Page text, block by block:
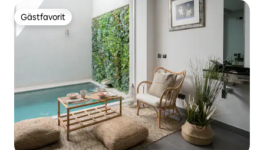
Gästfavorit
Gästfavorit